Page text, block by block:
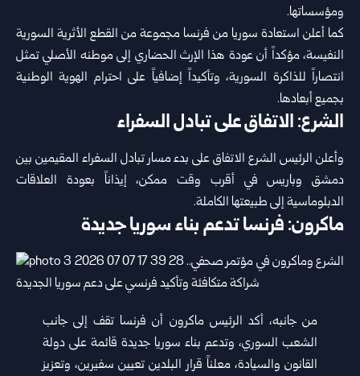
ومؤسساتها.
كما أعلن استعادة سوريا من فرنسا مجموعة من القطع الأثرية السورية
النفيسة، مؤكداً أن عودة هذا الإرث الحضاري إلى موطنه الأصلي تمثل
انتصاراً للذاكرة السورية، وتأكيداً إضافياً على احترام الهوية الوطنية
بجميع أبعادها.
الشرع: الاتفاق على تبادل السفراء
وأعلن الرئيس الشرع الاتفاق على بدء مسار تبادل السفراء المقيمين بين
دمشق وباريس في أقرب وقت ممكن، إيذاناً بعودة العلاقات
الدبلوماسية إلى طبيعتها الكاملة.
ماكرون: فرنسا تدعم بناء سوريا جديدة
من جانبه، أكد الرئيس ماكرون أن فرنسا تقف إلى جانب
الشعب السوري، وتدعم بناء سوريا جديدة قائمة على دولة
القانون والسيادة، معلناً قرار البلدين تعيين سفيرين، وتعزيز